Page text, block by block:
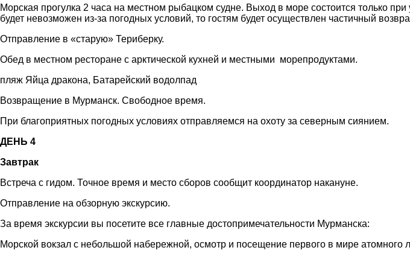
Морская прогулка 2 часа на местном рыбацком судне. Выход в море состоится только
будет невозможен из-за погодных условий, то гостям будет осуществлен частичный
Отправление в «старую» Териберку.
Обед в местном ресторане с арктической кухней и местными морепродуктами.
пляж Яйца дракона, Батарейский водолпад
Возвращение в Мурманск. Свободное время.
При благоприятных погодных условиях отправляемся на охоту за северным сиянием.
ДЕНЬ 4
Завтрак
Встреча с гидом. Точное время и место сборов сообщит координатор накануне.
Отправление на обзорную экскурсию.
За время экскурсии вы посетите все главные достопримечательности Мурманска:
Морской вокзал с небольшой набережной, осмотр и посещение первого в мире атомного